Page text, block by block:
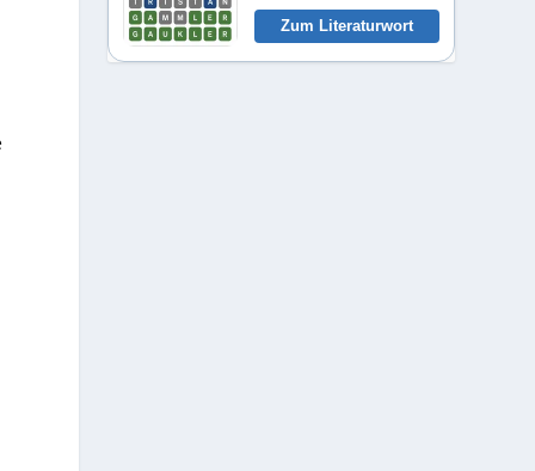
Zum Literaturwort